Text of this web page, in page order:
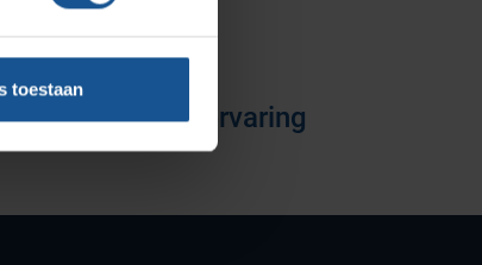
toestaan
kennis & ervaring